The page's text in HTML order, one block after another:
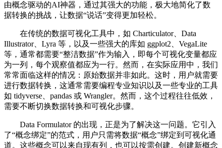
由概念驱动的AI神器，通过其强大的功能，极大地简化了数
据转换的挑战，让数据“说话”变得更加轻松。
在传统的数据可视化工具中，如 Charticulator、Data
Illustrator、Lyra 等，以及一些强大的库如 ggplot2、VegaLite
等，通常都需要“整洁数据”作为输入，即每个可视化变量都应
为一列，每个观察值都应为一行。然而，在实际应用中，我们
常常面临这样的情况：原始数据并非如此。这时，用户就需要
进行数据转换，这通常需要编程专业知识以及一些专业的工具
如 tidyverse、pandas 或 Wrangler。然而，这个过程往往低效，
需要不断切换数据转换和可视化步骤。
Data Formulator 的出现，正是为了解决这一问题。它引入
了“概念绑定”的范式，用户只需将数据“概念”绑定到可视化通
道。这些概念可以来自现有列，也可以按需创建。创建新概念